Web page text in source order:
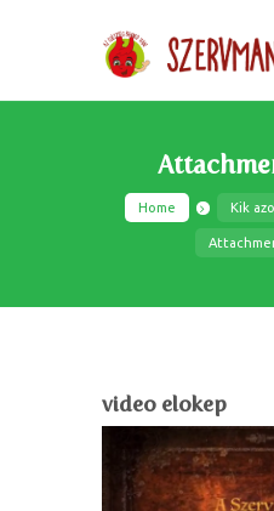
Home Kik
video elokep